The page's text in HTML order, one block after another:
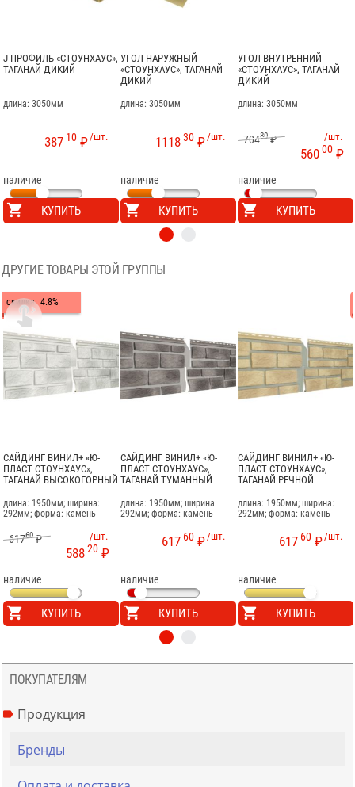
J-ПРОФИЛЬ «СТОУНХАУС»,
ТАГАНАЙ ДИКИЙ
длина: 3050мм
/шт.
387 10 ₽
наличие
КУПИТЬ
УГОЛ НАРУЖНЫЙ
«СТОУНХАУС», ТАГАНАЙ
ДИКИЙ
длина: 3050мм
/шт.
111830 ₽
наличие
КУПИТЬ
УГОЛ ВНУТРЕННИЙ
«СТОУНХАУС», ТАГАНАЙ
ДИКИЙ
длина: 3050мм
70480₽ /шт.
56000 ₽
наличие
КУПИТЬ
ДРУГИЕ ТОВАРЫ ЭТОЙ ГРУППЫ
скидка 4.8%
САЙДИНГ ВИНИЛ+ «Ю-
ПЛАСТ СТОУНХАУС»,
ТАГАНАЙ ВЫСОКОГОРНЫЙ
длина: 1950мм; ширина:
292мм; форма: камень
61760₽ /шт.
58820 ₽
наличие
КУПИТЬ
САЙДИНГ ВИНИЛ+ «Ю-
ПЛАСТ СТОУНХАУС»,
ТАГАНАЙ ТУМАННЫЙ
длина: 1950мм; ширина:
292мм; форма: камень
/шт.
617 60 ₽
наличие
КУПИТЬ
САЙДИНГ ВИНИЛ+ «Ю-
ПЛАСТ СТОУНХАУС»,
ТАГАНАЙ РЕЧНОЙ
длина: 1950мм; ширина:
292мм; форма: камень
/шт.
617 60 ₽
наличие
КУПИТЬ

ПОКУПАТЕЛЯМ
Продукция
Бренды